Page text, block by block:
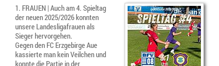
1. FRAUEN | Auch am 4. Spieltag
der neuen 2025/2026 konnten
unsere Landesligafrauen als
Sieger hervorgehen.
Gegen den FC Erzgebirge Aue
kassierte man kein Veilchen und
konnte die Partie in der